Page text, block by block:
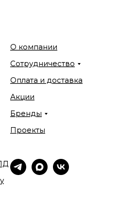
О компании
Сотрудничество
Оплата и доставка
Акции
Бренды
Проекты